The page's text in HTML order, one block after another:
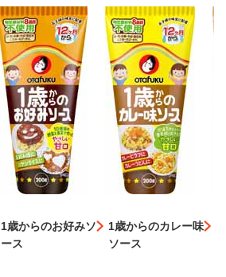
1歳からのお好みソ
ース
1歳からのカレー味
ソース